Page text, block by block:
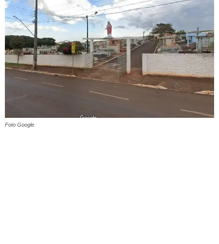
Foto Google